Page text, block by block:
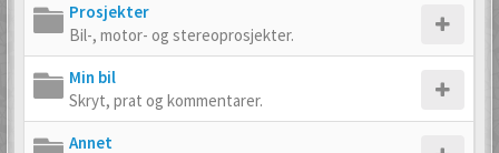
Prosjekter
Bil-, motor- og stereoprosjekter.
Min bil
Skryt, prat og kommentarer.
Annet